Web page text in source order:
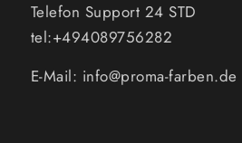
Telefon Support 24 STD
tel:+494089756282
E-Mail: info@proma-farben.de